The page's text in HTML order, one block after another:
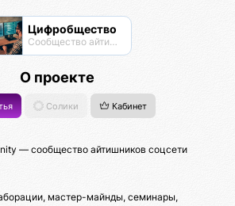
Цифробщество
Сообщество айтишников
О проекте
Солики Кабинет
— сообщество айтишников соцсети
мастер-майнды, семинары,